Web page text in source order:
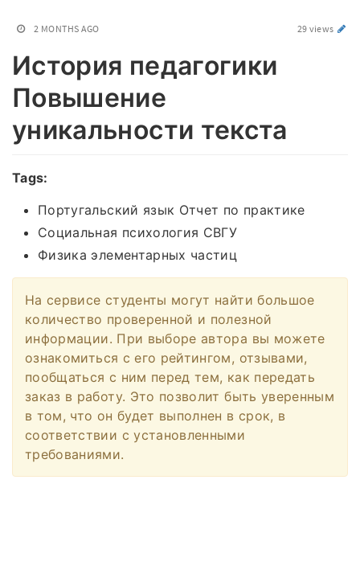
2 MONTHS AGO 29 views
История педагогики
Повышение
уникальности текста
Tags:
Португальский язык Отчет по практике
Социальная психология СВГУ
Физика элементарных частиц
На сервисе студенты могут найти большое
количество проверенной и полезной
информации. При выборе автора вы можете
ознакомиться с его рейтингом, отзывами,
пообщаться с ним перед тем, как передать
заказ в работу. Это позволит быть уверенным
в том, что он будет выполнен в срок, в
соответствии с установленными
требованиями.